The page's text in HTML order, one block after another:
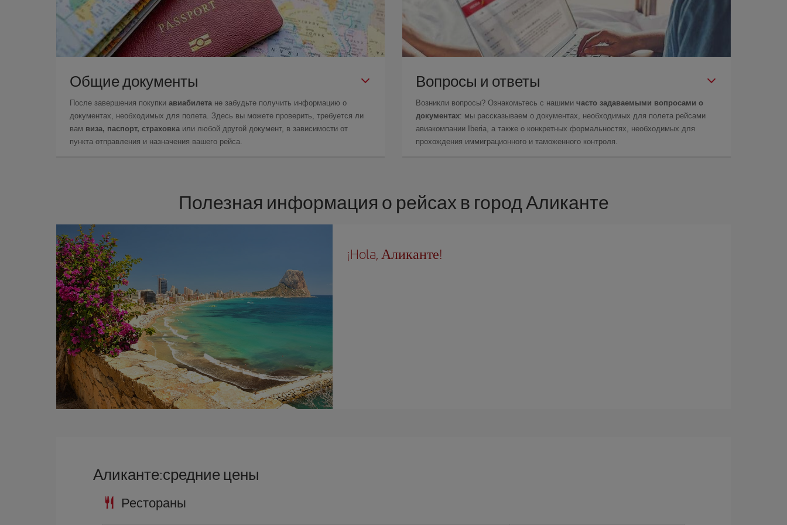
Общие документы
После завершения покупки авиабилета не забудьте получить информацию о
документах, необходимых для полета. Здесь вы можете проверить, требуется ли
вам виза, паспорт, страховка или любой другой документ, в зависимости от
пункта отправления и назначения вашего рейса.
Вопросы и ответы
Возникли вопросы? Ознакомьтесь с нашими часто задаваемыми вопросами о
документах: мы рассказываем о документах, необходимых для полета рейсами
авиакомпании Iberia, а также о конкретных формальностях, необходимых для
прохождения иммиграционного и таможенного контроля.
Полезная информация о рейсах в город Аликанте
¡Hola, Аликанте!
Аликанте:средние цены
Рестораны